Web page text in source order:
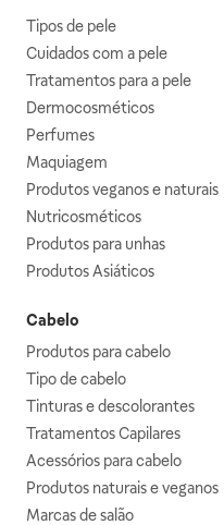
Tipos de pele
Cuidados com a pele
Tratamentos para a pele
Dermocosméticos
Perfumes
Maquiagem
Produtos veganos e naturais
Nutricosméticos
Produtos para unhas
Produtos Asiáticos
Cabelo
Produtos para cabelo
Tipo de cabelo
Tinturas e descolorantes
Tratamentos Capilares
Acessórios para cabelo
Produtos naturais e veganos
Marcas de salão